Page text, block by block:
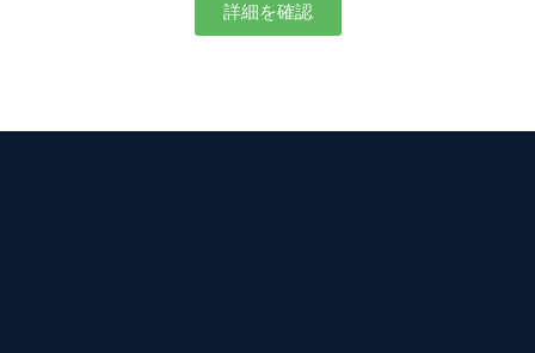
詳細を確認